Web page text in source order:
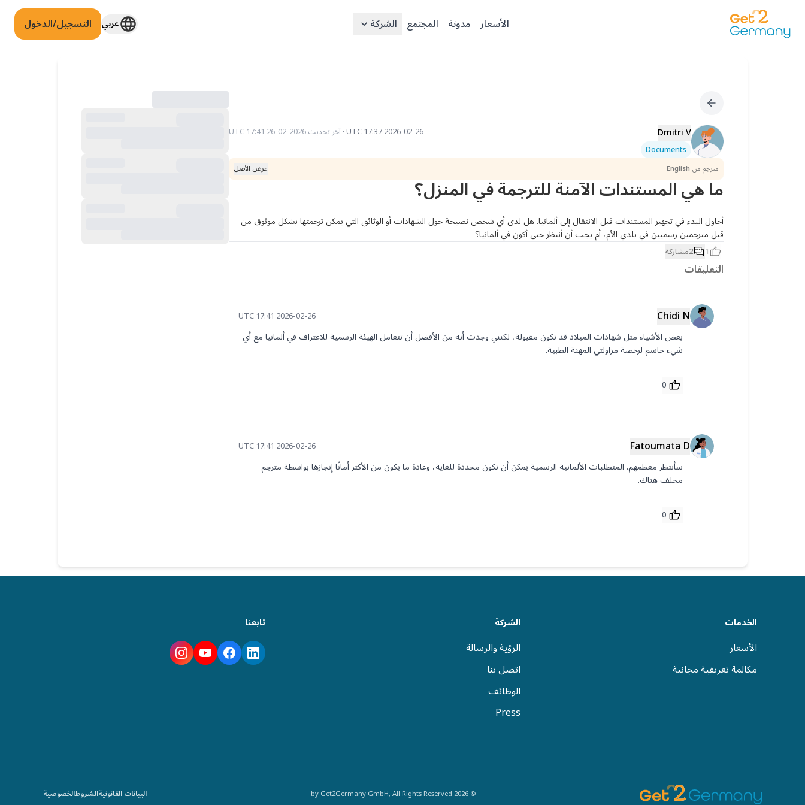
الأسعار مدونة المجتمع الشركة عربي التسجيل/الدخول
Dmitri V
Documents
2026-02-26 17:37 UTC
·آخر تحديث2026-02-26 17:41 UTC
مترجم من English عرض الأصل
ما هي المستندات الآمنة للترجمة في المنزل؟
قبل مترجمين رسميين في بلدي الأم، أم يجب أن أنتظر حتى أكون في ألمانيا؟
1
2مشاركة
التعليقات
Chidi N
2026-02-26 17:41 UTC
شيء حاسم لرخصة مزاولتي المهنة الطبية.
0
Fatoumata D
2026-02-26 17:41 UTC
محلف هناك.
0
الخدمات
الأسعار
مكالمة تعريفية مجانية
الشركة
الرؤية والرسالة
اتصل بنا
الوظائف
Press
تابعنا
© 2026 by Get2Germany GmbH, All Rights Reserved البيانات القانونيةالشروطالخصوصية